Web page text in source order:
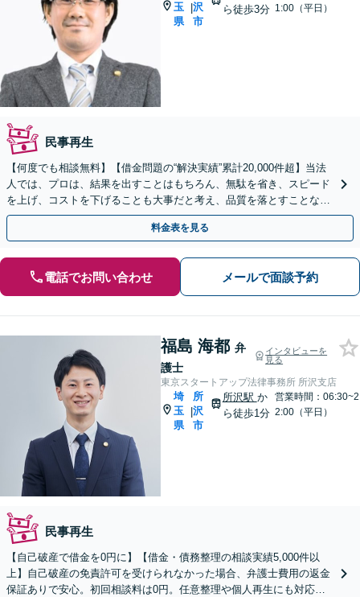
玉
県
|沢
市
ら徒歩3分 1:00（平日）
民事再生
【何度でも相談無料】【借金問題の“解決実績”累計20,000件超】当法
人では、プロは、結果を出すことはもちろん、無駄を省き、スピード
を上げ、コストを下げることも大事だと考え、品質を落とすことな
く、費用を可能な限り安くすることにこだわります。
料金表を見る
電話でお問い合わせ メールで面談予約
福島 海都 弁
護士
インタビューを
見る
東京スタートアップ法律事務所 所沢支店
埼
玉
県
|
所
沢
市
所沢駅 か
ら徒歩1分
営業時間：06:30~2
2:00（平日）
民事再生
【自己破産で借金を0円に】【借金・債務整理の相談実績5,000件以
上】自己破産の免責許可を受けられなかった場合、弁護士費用の返金
保証ありで安心。初回相談料は0円。任意整理や個人再生にも対応